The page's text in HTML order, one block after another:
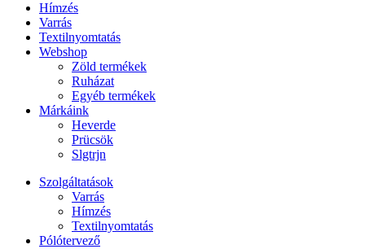
Hímzés
Varrás
Textilnyomtatás
Webshop
Zöld termékek
Ruházat
Egyéb termékek
Márkáink
Heverde
Prücsök
Slgtrjn
Szolgáltatások
Varrás
Hímzés
Textilnyomtatás
Pólótervező